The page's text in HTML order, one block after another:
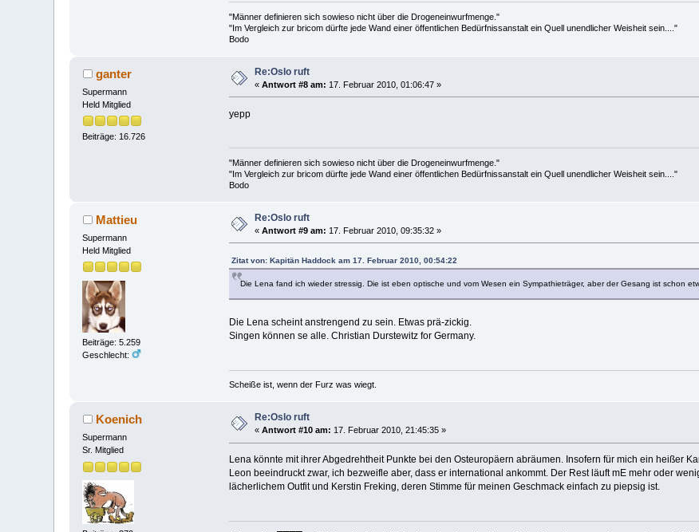
"Männer definieren sich sowieso nicht über die Drogeneinwurfmenge."
"Im Vergleich zur bricom dürfte jede Wand einer öffentlichen Bedürfnissanstalt ein Quell unendlicher Weisheit sein...."
Bodo
ganter
Supermann
Held Mitglied
Beiträge: 16.726
Re:Oslo ruft
«Antwort #8 am: 17. Februar 2010, 01:06:47 »
yepp
"Männer definieren sich sowieso nicht über die Drogeneinwurfmenge."
"Im Vergleich zur bricom dürfte jede Wand einer öffentlichen Bedürfnissanstalt ein Quell unendlicher Weisheit sein...."
Bodo
Mattieu
Supermann
Held Mitglied
Beiträge: 5.259
Geschlecht:
Re:Oslo ruft
«Antwort #9 am: 17. Februar 2010, 09:35:32 »
Zitat von: Kapitän Haddock am 17. Februar 2010, 00:54:22
Die Lena fand ich wieder stressig. Die ist eben optische und vom Wesen ein Sympathieträger, aber der Gesang ist schon
Die Lena scheint anstrengend zu sein. Etwas prä-zickig.
Singen können se alle. Christian Durstewitz for Germany.
Scheiße ist, wenn der Furz was wiegt.
Koenich
Supermann
Sr. Mitglied
Re:Oslo ruft
«Antwort #10 am: 17. Februar 2010, 21:45:35 »
Lena könnte mit ihrer Abgedrehtheit Punkte bei den Osteuropäern abräumen. Insofern für mich ein heißer
Leon beeindruckt zwar, ich bezweifle aber, dass er international ankommt. Der Rest läuft mE mehr oder
lächerlichem Outfit und Kerstin Freking, deren Stimme für meinen Geschmack einfach zu piepsig ist.